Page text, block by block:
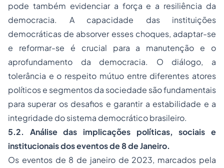
pode também evidenciar a força e a resiliência da
democracia. A capacidade das instituições
democráticas de absorver esses choques, adaptar-se
e reformar-se é crucial para a manutenção e o
aprofundamento da democracia. O diálogo, a
tolerância e o respeito mútuo entre diferentes atores
políticos e segmentos da sociedade são fundamentais
para superar os desafios e garantir a estabilidade e a
integridade do sistema democrático brasileiro.
5.2. Análise das implicações políticas, sociais e
institucionais dos eventos de 8 de Janeiro.
Os eventos de 8 de janeiro de 2023, marcados pela